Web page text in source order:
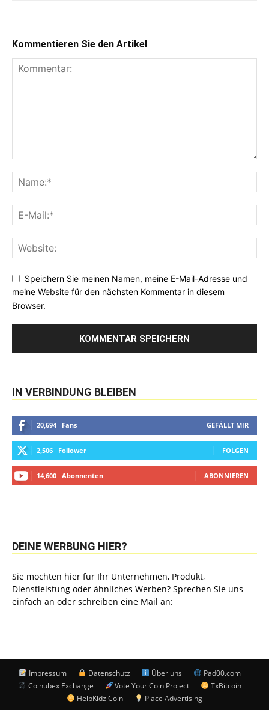
Kommentieren Sie den Artikel
Speichern Sie meinen Namen, meine E-Mail-Adresse und
meine Website für den nächsten Kommentar in diesem
Browser.
IN VERBINDUNG BLEIBEN
20,694 Fans GEFÄLLT MIR
2,506 Follower FOLGEN
14,600 Abonnenten ABONNIEREN
DEINE WERBUNG HIER?
Sie möchten hier für Ihr Unternehmen, Produkt,
Dienstleistung oder ähnliches Werben? Sprechen Sie uns
einfach an oder schreiben eine Mail an:
Impressum Datenschutz Über uns
Pad00.com
Coinubex Exchange
Vote Your Coin Project
TxBitcoin
HelpKidz Coin
Place Advertising